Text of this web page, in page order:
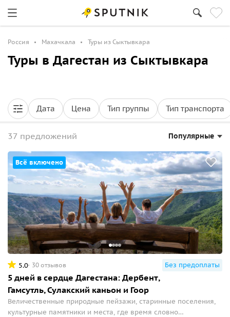
Россия Махачкала Туры из Сыктывкара
Туры в Дагестан из Сыктывкара
Дата Цена Тип группы Тип транспорта
37 предложений Популярные
Всё включено
5.0 30 отзывов Без предоплаты
5 дней в сердце Дагестана: Дербент,
Гамсутль, Сулакский каньон и Гоор
Величественные природные пейзажи, старинные поселения,
культурные памятники и места, где время словно